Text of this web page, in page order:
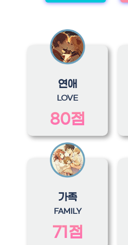
연애
LOVE
80점
가족
FAMILY
71점